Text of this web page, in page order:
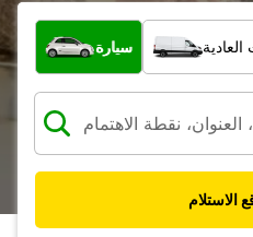
ما نوع المركبة؟
سيارة
الاستلام